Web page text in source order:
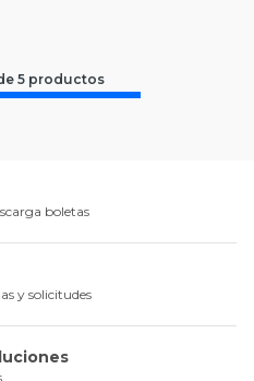
5 productos
boletas
y solicitudes